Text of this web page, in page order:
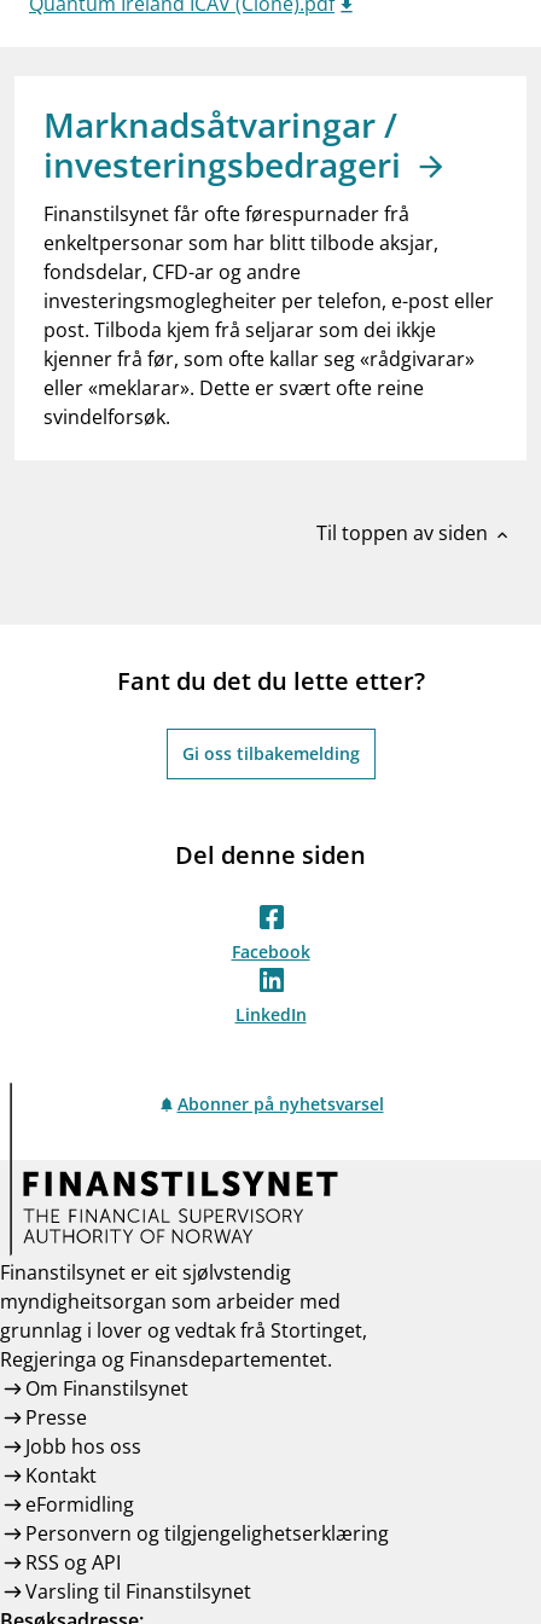
work_outlineJobb hos oss
notifications_noneAbonner på nyhetsvarsel
Marknadsåtvaringar /
investeringsbedrageri
Finanstilsynet får ofte førespurnader frå
enkeltpersonar som har blitt tilbode aksjar,
fondsdelar, CFD-ar og andre
investeringsmoglegheiter per telefon, e-post eller
post. Tilboda kjem frå seljarar som dei ikkje
kjenner frå før, som ofte kallar seg «rådgivarar»
eller «meklarar». Dette er svært ofte reine
svindelforsøk.
Til toppen av siden expand_less
Fant du det du lette etter?
Gi oss tilbakemelding
Del denne siden
Facebook
LinkedIn
Abonner på nyhetsvarsel
Finanstilsynet er eit sjølvstendig
myndigheitsorgan som arbeider med
grunnlag i lover og vedtak frå Stortinget,
Regjeringa og Finansdepartementet.
Om Finanstilsynet
Presse
Jobb hos oss
Kontakt
eFormidling
Personvern og tilgjengelighetserklæring
RSS og API
Varsling til Finanstilsynet